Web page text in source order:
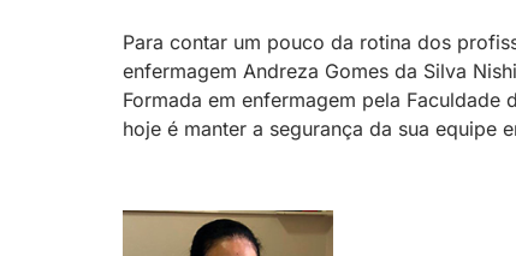
Para contar um pouco da rotina dos
enfermagem Andreza Gomes da Silva
Formada em enfermagem pela
hoje é manter a segurança da sua equipe